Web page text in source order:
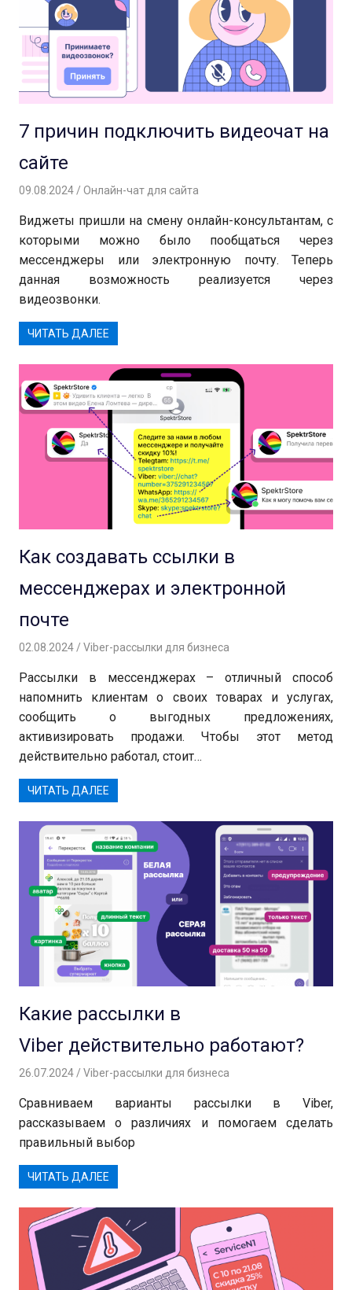
7 причин подключить видеочат на
сайте
09.08.2024 Андрей
Онлайн-чат для сайта
Виджеты пришли на смену онлайн-консультантам, с
которыми можно было пообщаться через
мессенджеры или электронную почту. Теперь
данная возможность реализуется через
видеозвонки.
ЧИТАТЬ ДАЛЕЕ
Как создавать ссылки в
мессенджерах и электронной
почте
02.08.2024 Андрей
Viber-рассылки для бизнеса
Рассылки в мессенджерах – отличный способ
напомнить клиентам о своих товарах и услугах,
сообщить о выгодных предложениях,
активизировать продажи. Чтобы этот метод
действительно работал, стоит…
ЧИТАТЬ ДАЛЕЕ
Какие рассылки в
Viber действительно работают?
26.07.2024 Андрей
Viber-рассылки для бизнеса
Сравниваем варианты рассылки в Viber,
рассказываем о различиях и помогаем сделать
правильный выбор
ЧИТАТЬ ДАЛЕЕ